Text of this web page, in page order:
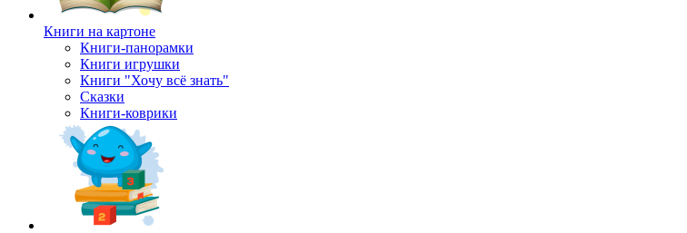
Книги на картоне
Книги-панорамки
Книги игрушки
Книги "Хочу всё знать"
Сказки
Книги-коврики